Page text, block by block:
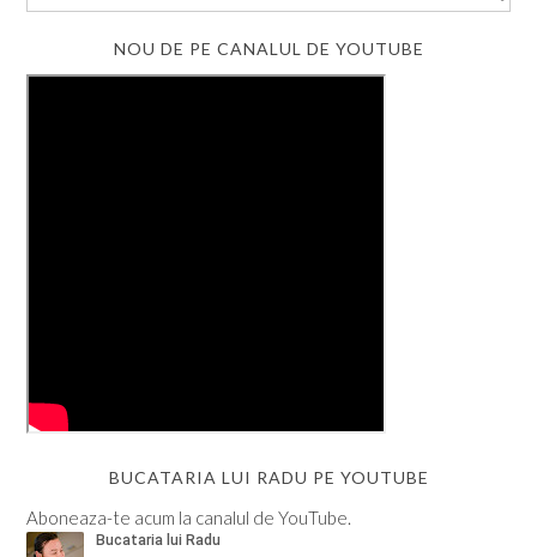
NOU DE PE CANALUL DE YOUTUBE
BUCATARIA LUI RADU PE YOUTUBE
Aboneaza-te acum la canalul de YouTube.